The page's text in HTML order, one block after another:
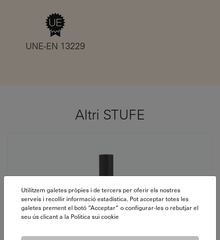
UNE-EN 13229
Altri STUFE
Utilitzem galetes pròpies i de tercers per oferir els nostres
serveis i recollir informació estadística. Pot acceptar totes les
galetes prement el botó ”Acceptar” o configurar-les o rebutjar el
seu ús clicant a la Politica sui cookie